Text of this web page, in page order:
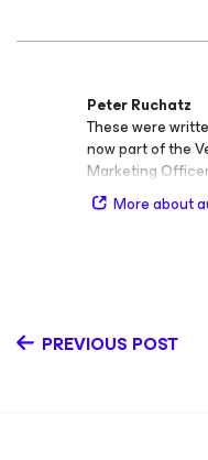
Peter Ruchatz
These were
now part of the
Marketing
More about
PREVIOUS POST